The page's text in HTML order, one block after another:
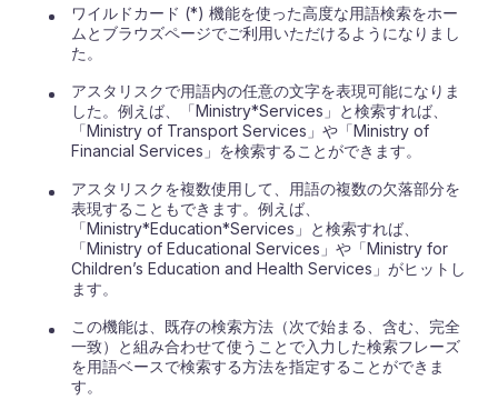
ワイルドカード (*) 機能を使った高度な用語検索をホー
ムとブラウズページでご利用いただけるようになりまし
た。
アスタリスクで用語内の任意の文字を表現可能になりま
した。例えば、「Ministry*Services」と検索すれば、
「Ministry of Transport Services」や「Ministry of
Financial Services」を検索することができます。
アスタリスクを複数使用して、用語の複数の欠落部分を
表現することもできます。例えば、
「Ministry*Education*Services」と検索すれば、
「Ministry of Educational Services」や「Ministry for
Children’s Education and Health Services」がヒットし
ます。
この機能は、既存の検索方法（次で始まる、含む、完全
一致）と組み合わせて使うことで入力した検索フレーズ
を用語ベースで検索する方法を指定することができま
す。